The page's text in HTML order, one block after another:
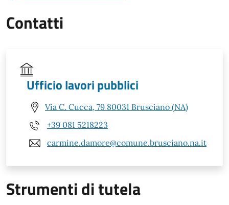
Contatti
Ufficio lavori pubblici
Via C. Cucca, 79 80031 Brusciano (NA)
+39 081 5218223
carmine.damore@comune.brusciano.na.it
Strumenti di tutela